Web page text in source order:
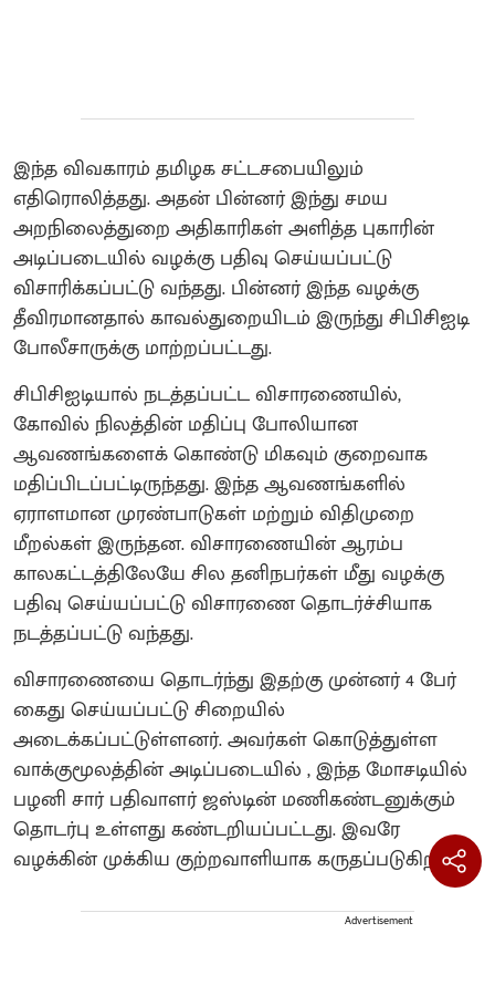
இந்த விவகாரம் தமிழக சட்டசபையிலும்
எதிரொலித்தது. அதன் பின்னர் இந்து சமய
அறநிலைத்துறை அதிகாரிகள் அளித்த புகாரின்
அடிப்படையில் வழக்கு பதிவு செய்யப்பட்டு
விசாரிக்கப்பட்டு வந்தது. பின்னர் இந்த வழக்கு
தீவிரமானதால் காவல்துறையிடம் இருந்து சிபிசிஐடி
போலீசாருக்கு மாற்றப்பட்டது.
சிபிசிஐடியால் நடத்தப்பட்ட விசாரணையில்,
கோவில் நிலத்தின் மதிப்பு போலியான
ஆவணங்களைக் கொண்டு மிகவும் குறைவாக
மதிப்பிடப்பட்டிருந்தது. இந்த ஆவணங்களில்
ஏராளமான முரண்பாடுகள் மற்றும் விதிமுறை
மீறல்கள் இருந்தன. விசாரணையின் ஆரம்ப
காலகட்டத்திலேயே சில தனிநபர்கள் மீது வழக்கு
பதிவு செய்யப்பட்டு விசாரணை தொடர்ச்சியாக
நடத்தப்பட்டு வந்தது.
விசாரணையை தொடர்ந்து இதற்கு முன்னர் 4 பேர்
கைது செய்யப்பட்டு சிறையில்
அடைக்கப்பட்டுள்ளனர். அவர்கள் கொடுத்துள்ள
வாக்குமூலத்தின் அடிப்படையில் , இந்த மோசடியில்
பழனி சார் பதிவாளர் ஜஸ்டின் மணிகண்டனுக்கும்
தொடர்பு உள்ளது கண்டறியப்பட்டது. இவரே
வழக்கின் முக்கிய குற்றவாளியாக கருதப்படுகிறார்.
Advertisement